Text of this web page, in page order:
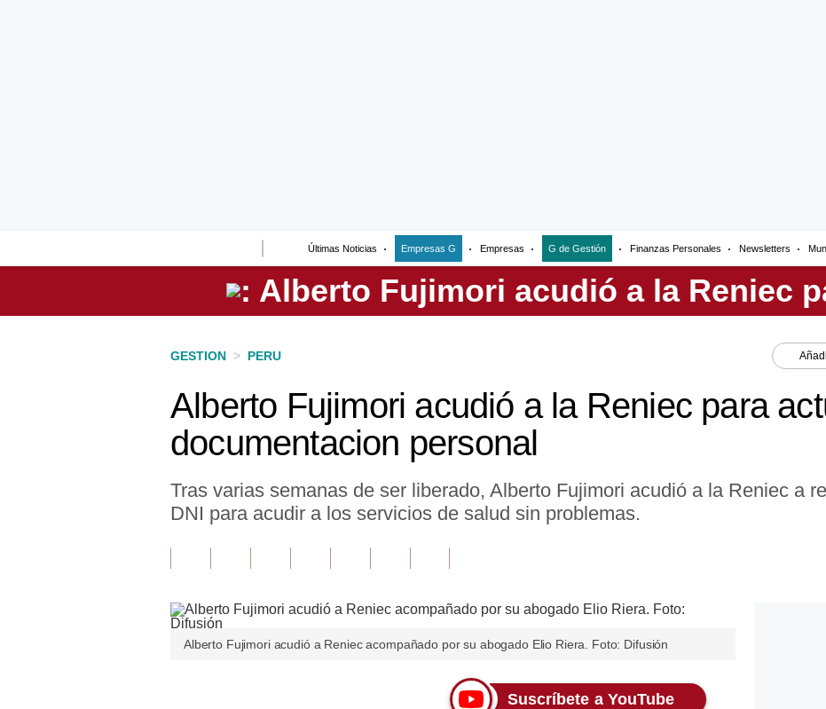
Últimas Noticias Empresas G Empresas G de Gestión Finanzas Personales Newsletters
Perú
GESTION > PERU
Alberto Fujimori acudió a la Reniec para
documentacion personal
Tras varias semanas de ser liberado, Alberto Fujimori acudió a la Reniec a
DNI para acudir a los servicios de salud sin problemas.
Alberto Fujimori acudió a Reniec acompañado por su abogado Elio Riera. Foto: Difusión
Suscríbete a YouTube